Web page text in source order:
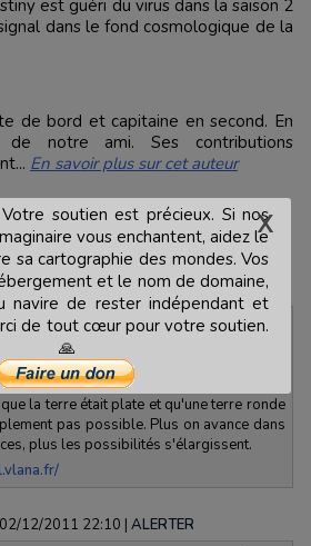
est guéri du virus dans la saison 2
dans le fond cosmologique de la
de bord et capitaine en second. En
de notre ami. Ses contributions
En savoir plus sur cet auteur
le 02/12/2011 19:54| ALERTER
Par contre, pour les
définitives, je ne sais pas à quel point on
utiliser le mot "définitif". Après tout, on se
du moment. A une époque, on
la terre était plate et qu'une terre ronde
pas possible. Plus on avance dans
plus les possibilités s'élargissent.
12/2011 22:10 | ALERTER
soutien est précieux. Si nos
vous enchantent, aidez le
sa cartographie des mondes. Vos
et le nom de domaine,
navire de rester indépendant et
de tout cœur pour votre soutien.
🙏